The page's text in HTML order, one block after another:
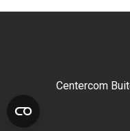
Centercom